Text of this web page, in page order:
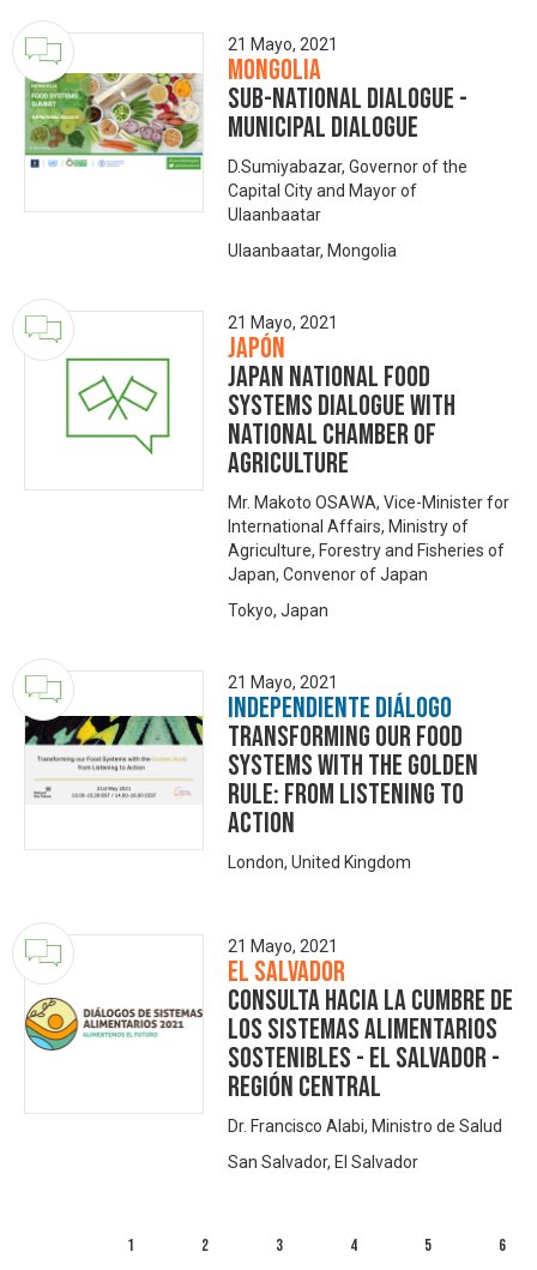
21 Mayo, 2021
Mongolia
Sub-national dialogue -
Municipal dialogue
D.Sumiyabazar, Governor of the
Capital City and Mayor of
Ulaanbaatar
Ulaanbaatar, Mongolia
21 Mayo, 2021
Japón
Japan National Food
Systems Dialogue with
National Chamber of
Agriculture
Mr. Makoto OSAWA, Vice-Minister for
International Affairs, Ministry of
Agriculture, Forestry and Fisheries of
Japan, Convenor of Japan
Tokyo, Japan
21 Mayo, 2021
Independiente Diálogo
Transforming our Food
Systems with the Golden
Rule: from Listening to
Action
London, United Kingdom
21 Mayo, 2021
El Salvador
Consulta hacia la Cumbre de
los Sistemas Alimentarios
Sostenibles - El Salvador -
Región Central
Dr. Francisco Alabi, Ministro de Salud
San Salvador, El Salvador
1 2 3 4 5 6